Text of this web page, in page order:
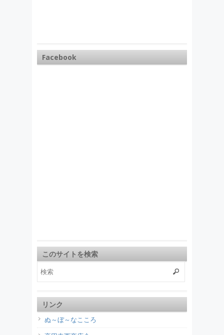
Facebook
このサイトを検索
リンク
ぬ～ぼ～なこころ